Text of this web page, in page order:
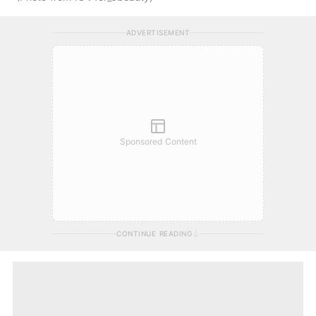
ADVERTISEMENT
Sponsored Content
CONTINUE READING